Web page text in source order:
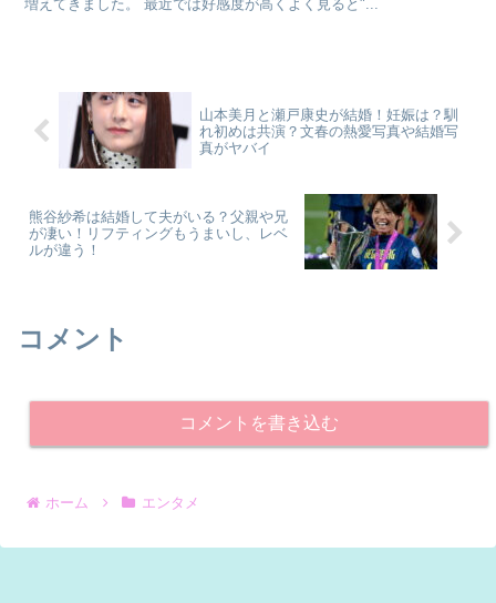
増えてきました。 最近では好感度が高くよく見ると"...
山本美月と瀬戸康史が結婚！妊娠は？馴
れ初めは共演？文春の熱愛写真や結婚写
真がヤバイ
熊谷紗希は結婚して夫がいる？父親や兄
が凄い！リフティングもうまいし、レベ
ルが違う！
コメント
コメントを書き込む
ホーム エンタメ